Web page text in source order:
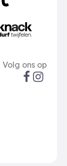
Sociale
Volg ons op